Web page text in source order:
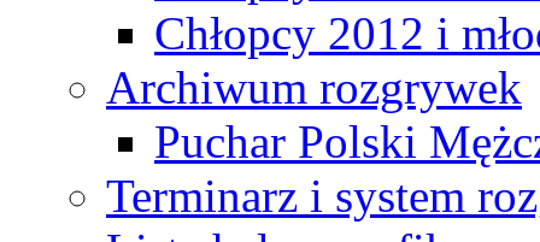
Chłopcy 2012 i
Archiwum rozgrywek
Puchar Polski
Terminarz i system